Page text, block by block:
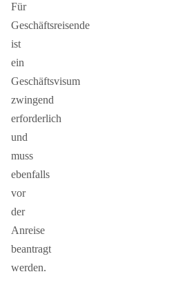
Für
Geschäftsreisende
ist
ein
Geschäftsvisum
zwingend
erforderlich
und
muss
ebenfalls
vor
der
Anreise
beantragt
werden.